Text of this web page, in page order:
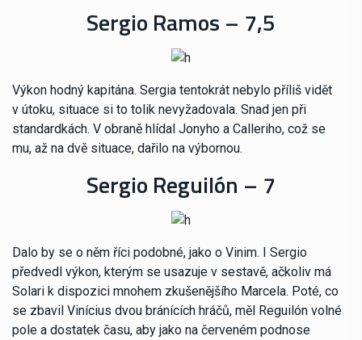
Sergio Ramos – 7,5
Výkon hodný kapitána. Sergia tentokrát nebylo příliš vidět
v útoku, situace si to tolik nevyžadovala. Snad jen při
standardkách. V obraně hlídal Jonyho a Calleriho, což se
mu, až na dvě situace, dařilo na výbornou.
Sergio Reguilón – 7
Dalo by se o něm říci podobné, jako o Vinim. I Sergio
předvedl výkon, kterým se usazuje v sestavě, ačkoliv má
Solari k dispozici mnohem zkušenějšího Marcela. Poté, co
se zbavil Vinícius dvou bránících hráčů, měl Reguilón volné
pole a dostatek času, aby jako na červeném podnose